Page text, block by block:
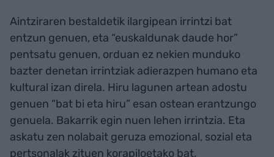
Aintziraren bestaldetik ilargipean irrintzi bat
entzun genuen, eta “euskaldunak daude hor”
pentsatu genuen, orduan ez nekien munduko
bazter denetan irrintziak adierazpen humano eta
kultural izan direla. Hiru lagunen artean adostu
genuen “bat bi eta hiru” esan ostean erantzungo
genuela. Bakarrik egin nuen lehen irrintzia. Eta
askatu zen nolabait geruza emozional, sozial eta
pertsonalak zituen korapiloetako bat.